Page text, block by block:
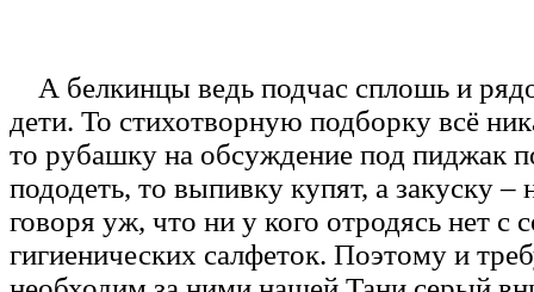
А белкинцы ведь подчас сплошь и
дети. То стихотворную подборку всё
то рубашку на обсуждение под пиджак
пододеть, то выпивку купят, а закуску –
говоря уж, что ни у кого отродясь нет с
гигиенических салфеток. Поэтому и